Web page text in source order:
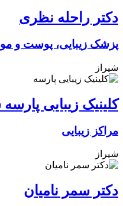
دکتر راحله نظری
پزشک زیبایی، پوست و مو
شیراز
کلینیک زیبایی پارسه
مراکز زیبایی
شیراز
دکتر سمر نامیان